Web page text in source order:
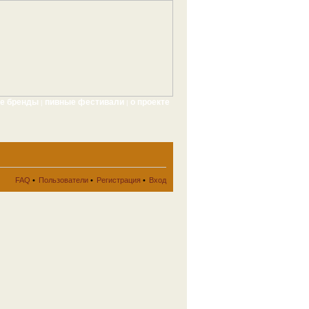
бренды пивные фестивали о проекте
FAQ • Пользователи • Регистрация • Вход